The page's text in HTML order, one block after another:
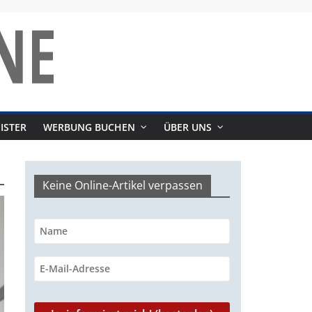
WERBUNG BUCHEN ÜBER UNS
Keine Online-Artikel verpassen